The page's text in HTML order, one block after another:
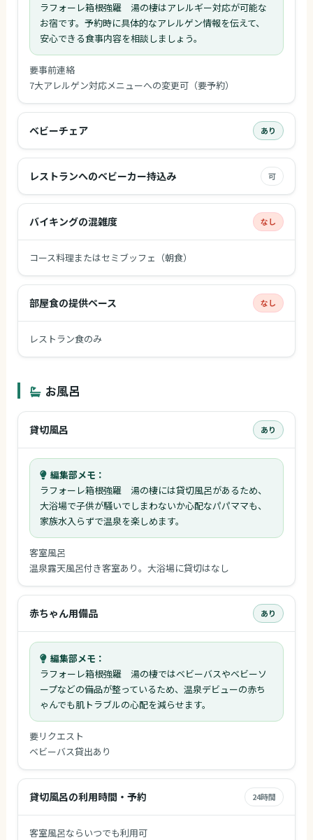
ラフォーレ箱根強羅 湯の棲はアレルギー対応が可能な
お宿です。予約時に具体的なアレルゲン情報を伝えて、
安心できる食事内容を相談しましょう。
要事前連絡
7大アレルゲン対応メニューへの変更可（要予約）
ベビーチェア あり
レストランへのベビーカー持込み 可
バイキングの混雑度 なし
コース料理またはセミブッフェ（朝食）
部屋食の提供ペース なし
レストラン食のみ
お風呂
貸切風呂 あり
編集部メモ：
ラフォーレ箱根強羅 湯の棲には貸切風呂があるため、
大浴場で子供が騒いでしまわないか心配なパパママも、
家族水入らずで温泉を楽しめます。
客室風呂
温泉露天風呂付き客室あり。大浴場に貸切はなし
赤ちゃん用備品 あり
編集部メモ：
ラフォーレ箱根強羅 湯の棲ではベビーバスやベビーソ
ープなどの備品が整っているため、温泉デビューの赤ち
ゃんでも肌トラブルの心配を減らせます。
要リクエスト
ベビーバス貸出あり
貸切風呂の利用時間・予約 24時間
客室風呂ならいつでも利用可